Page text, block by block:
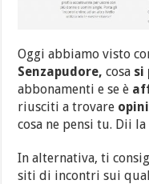
Oggi abbiamo visto
Senzapudore,cosa si
abbonamenti e se è
riusciti a trovare
cosa ne pensi tu. Dii
In alternativa, ti
siti di incontri sui